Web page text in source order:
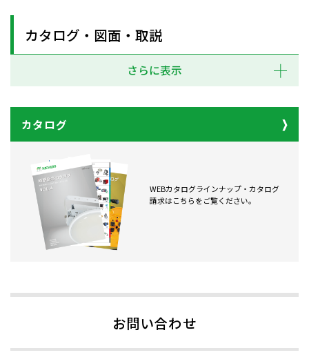
カタログ・図面・取説
さらに表示
カタログ
WEBカタログラインナップ・カタログ
請求はこちらをご覧ください。
お問い合わせ